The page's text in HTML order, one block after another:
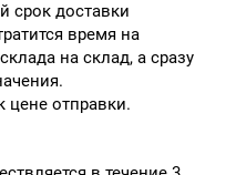
срок доставки
время на
на склад, а сразу
цене отправки.